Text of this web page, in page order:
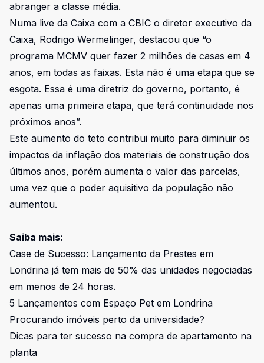
abranger a classe média.
Numa live da Caixa com a CBIC o diretor executivo da
Caixa, Rodrigo Wermelinger, destacou que “o
programa MCMV quer fazer 2 milhões de casas em 4
anos, em todas as faixas. Esta não é uma etapa que se
esgota. Essa é uma diretriz do governo, portanto, é
apenas uma primeira etapa, que terá continuidade nos
próximos anos”.
Este aumento do teto contribui muito para diminuir os
impactos da inflação dos materiais de construção dos
últimos anos, porém aumenta o valor das parcelas,
uma vez que o poder aquisitivo da população não
aumentou.
Saiba mais:
Case de Sucesso: Lançamento da Prestes em
Londrina já tem mais de 50% das unidades negociadas
em menos de 24 horas.
5 Lançamentos com Espaço Pet em Londrina
Procurando imóveis perto da universidade?
Dicas para ter sucesso na compra de apartamento na
planta